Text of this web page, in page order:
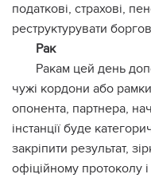
податкові, страхові,
реструктурувати
Рак
Ракам цей день
чужі кордони або
опонента, партнера,
інстанції буде
закріпити результат,
офіційному протоколу